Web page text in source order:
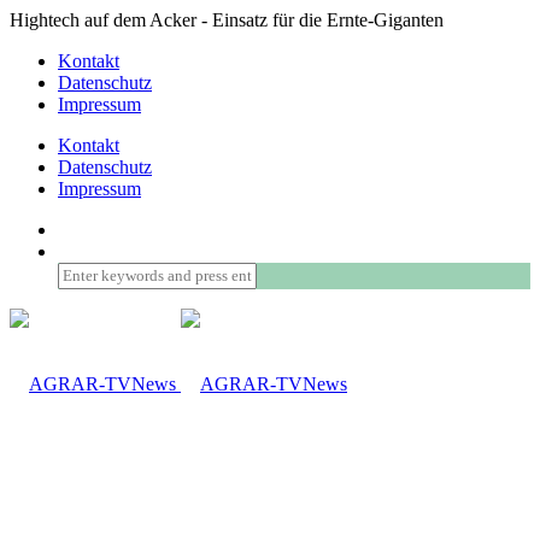
Hightech auf dem Acker - Einsatz für die Ernte-Giganten
Kontakt
Datenschutz
Impressum
Kontakt
Datenschutz
Impressum